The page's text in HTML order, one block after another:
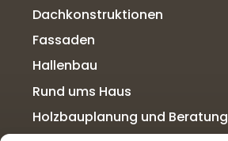
Dachkonstruktionen
Fassaden
Hallenbau
Rund ums Haus
Holzbauplanung und Beratung